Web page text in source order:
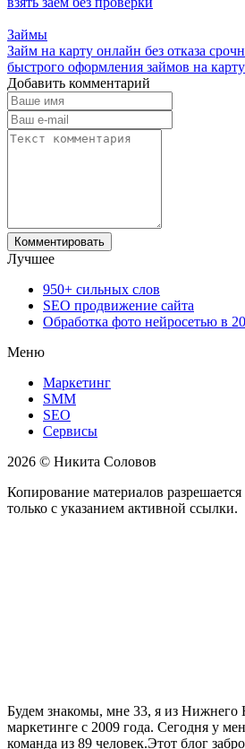
Займы
Займ на карту онлайн без отказа
быстрого оформления займов на карту
Добавить комментарий
Лучшее
950+ сильных слов
SEO продвижение сайта
Обработка фото нейросетью в
Меню
Маркетинг
SMM
SEO
Сервисы
2026 © Никита Соловов
Копирование материалов разрешается
только с указанием активной ссылки.
Будем знакомы, мне 33, я из Нижнего
маркетинге с 2009 года. Сегодня у
команда из 89 человек.Этот блог